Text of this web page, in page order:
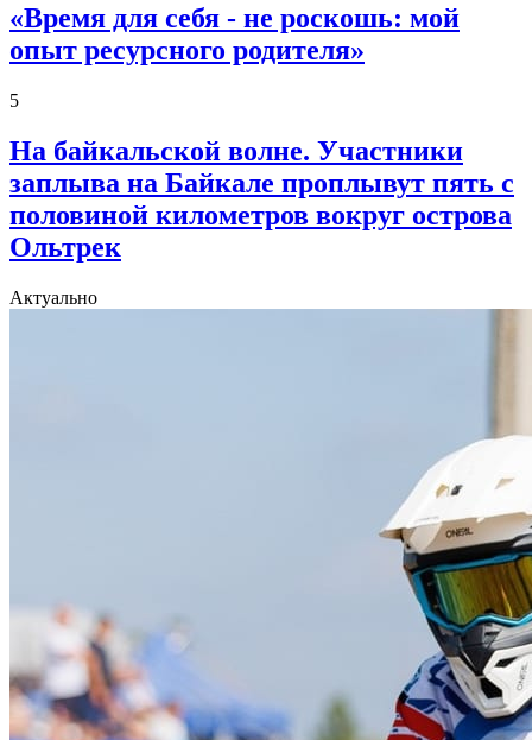
«Время для себя - не роскошь: мой
опыт ресурсного родителя»
5
На байкальской волне. Участники
заплыва на Байкале проплывут пять с
половиной километров вокруг острова
Ольтрек
Актуально